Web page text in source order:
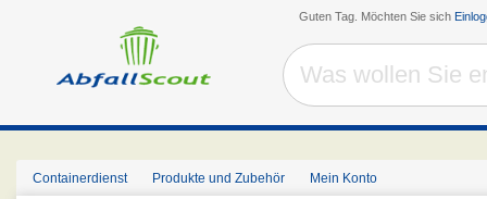
Guten Tag. Möchten Sie sich
Containerdienst Produkte und Zubehör Mein Konto